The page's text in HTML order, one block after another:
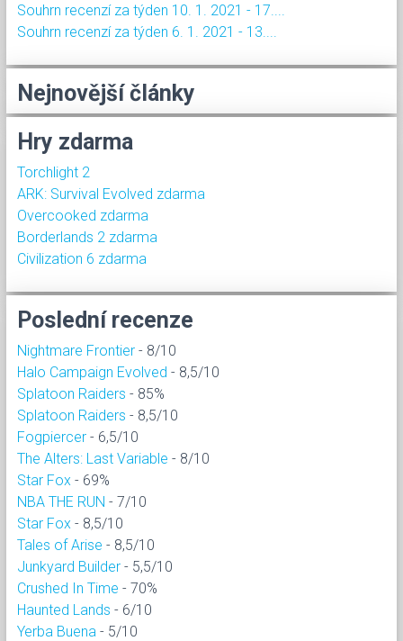
Souhrn recenzí za týden 10. 1. 2021 - 17....
Souhrn recenzí za týden 6. 1. 2021 - 13....
Nejnovější články
Hry zdarma
Torchlight 2
ARK: Survival Evolved zdarma
Overcooked zdarma
Borderlands 2 zdarma
Civilization 6 zdarma
Poslední recenze
Nightmare Frontier - 8/10
Halo Campaign Evolved - 8,5/10
Splatoon Raiders - 85%
Splatoon Raiders - 8,5/10
Fogpiercer - 6,5/10
The Alters: Last Variable - 8/10
Star Fox - 69%
NBA THE RUN - 7/10
Star Fox - 8,5/10
Tales of Arise - 8,5/10
Junkyard Builder - 5,5/10
Crushed In Time - 70%
Haunted Lands - 6/10
Yerba Buena - 5/10